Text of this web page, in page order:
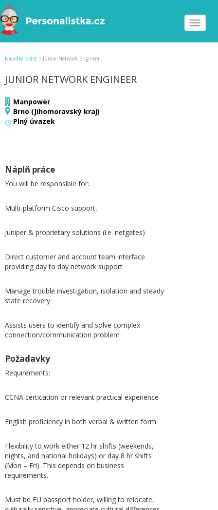
Toggle
Nabídka práce > Junior Network Engineer
JUNIOR NETWORK ENGINEER
Manpower
Brno (Jihomoravský kraj)
Plný úvazek
Náplň práce
You will be responsible for:
Multi-platform Cisco support,
Juniper & proprietary solutions (i.e. netgates)
Direct customer and account team interface
providing day to day network support
Manage trouble investigation, isolation and steady
state recovery
Assists users to identify and solve complex
connection/communication problem
Požadavky
Requirements:
CCNA certication or relevant practical experience
English proficiency in both verbal & written form
Flexibility to work either 12 hr shifts (weekends,
nights, and national holidays) or day 8 hr shifts
(Mon – Fri). This depends on business
requirements.
Must be EU passport holder, willing to relocate,